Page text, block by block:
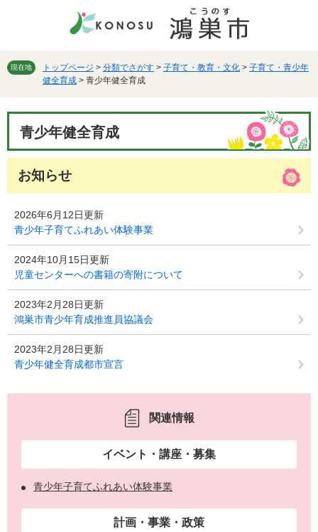
先
す。
を
し
文
現在地 トップページ > 分類でさがす > 子育て・教育・文化 > 子育て・青少年
健全育成 > 青少年健全育成
青少年健全育成
お知らせ
2026年6月12日更新
青少年子育てふれあい体験事業
2024年10月15日更新
児童センターへの書籍の寄附について
2023年2月28日更新
鴻巣市青少年育成推進員協議会
2023年2月28日更新
青少年健全育成都市宣言
関連情報
イベント・講座・募集
青少年子育てふれあい体験事業
計画・事業・政策